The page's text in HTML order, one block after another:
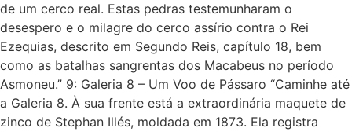
de um cerco real. Estas pedras testemunharam o
desespero e o milagre do cerco assírio contra o Rei
Ezequias, descrito em Segundo Reis, capítulo 18, bem
como as batalhas sangrentas dos Macabeus no período
Asmoneu.” 9: Galeria 8 – Um Voo de Pássaro “Caminhe até
a Galeria 8. À sua frente está a extraordinária maquete de
zinco de Stephan Illés, moldada em 1873. Ela registra